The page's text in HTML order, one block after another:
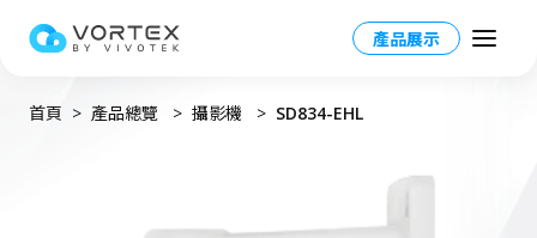
產品展示
Taiwan HQ - 繁體中文
首頁 產品總覽 攝影機 SD834-EHL